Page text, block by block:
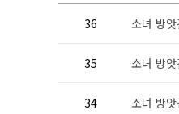
36 소녀 방
35 소녀 방
34 소녀 방